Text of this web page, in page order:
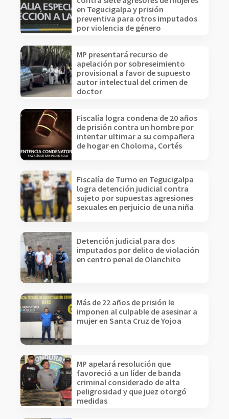
en Tegucigalpa y prisión
preventiva para otros imputados
por violencia de género
MP presentará recurso de
apelación por sobreseimiento
provisional a favor de supuesto
autor intelectual del crimen de
doctor
Fiscalía logra condena de 20 años
de prisión contra un hombre por
intentar ultimar a su compañera
de hogar en Choloma, Cortés
Fiscalía de Turno en Tegucigalpa
logra detención judicial contra
sujeto por supuestas agresiones
sexuales en perjuicio de una niña
Detención judicial para dos
imputados por delito de violación
en centro penal de Olanchito
Más de 22 años de prisión le
imponen al culpable de asesinar a
mujer en Santa Cruz de Yojoa
MP apelará resolución que
favoreció a un líder de banda
criminal considerado de alta
peligrosidad y que juez otorgó
medidas